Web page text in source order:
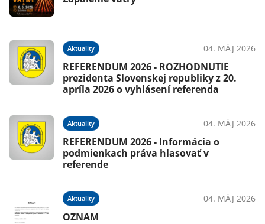
Aktuality 04. MÁJ 2026
REFERENDUM 2026 - ROZHODNUTIE
prezidenta Slovenskej republiky z 20.
apríla 2026 o vyhlásení referenda
Aktuality 04. MÁJ 2026
REFERENDUM 2026 - Informácia o
podmienkach práva hlasovať v
referende
Aktuality 04. MÁJ 2026
OZNAM